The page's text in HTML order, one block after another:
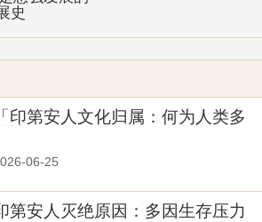
史
「印第安人文化归属：何为人类多
06-25
第安人灭绝原因：多因生存压力